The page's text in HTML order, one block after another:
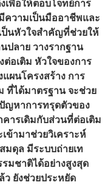
เพื่อให้ตอบโจทย์การ
ความเป็นมืออาชีพและ
ป็นหัวใจสำคัญที่ช่วยให้
ปลาย วางรากฐาน
อเติม หัวใจของการ
ผนโครงสร้าง การ
ที่ได้มาตรฐาน จะช่วย
ญหาการทรุดตัวของ
ารเดิมกับส่วนที่ต่อเติม
ข้ามาช่วยวิเคราะห์
มดุล มีระบบถ่ายเท
มชาติได้อย่างสูงสุด
ว ยังช่วยประหยัด